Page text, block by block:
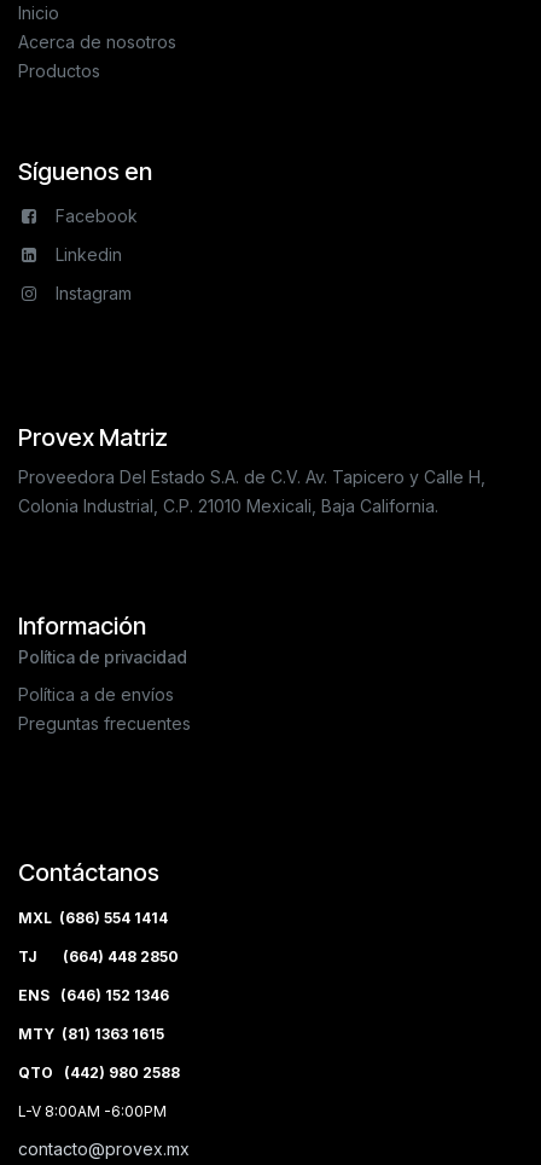
Inicio
Acerca de nosotros
Productos
Síguenos en
Facebook
Linkedin
Instagram
Provex Matriz
Proveedora Del Estado S.A. de C.V. Av. Tapicero y Calle H,
Colonia Industrial, C.P. 21010 Mexicali, Baja California.
Información
Política de privacidad
Política a de envíos
Preguntas frecuentes
Contáctanos
MXL (686) 554 1414
TJ (664) 448 2850
ENS (646) 152 1346
MTY (81) 1363 1615
QTO (442) 980 2588
L-V 8:00AM -6:00PM
contacto@provex.mx